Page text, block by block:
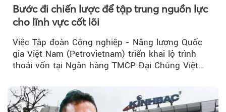
Bước đi chiến lược để tập trung nguồn lực
cho lĩnh vực cốt lõi
Việc Tập đoàn Công nghiệp - Năng lượng Quốc
gia Việt Nam (Petrovietnam) triển khai lộ trình
thoái vốn tại Ngân hàng TMCP Đại Chúng Việt